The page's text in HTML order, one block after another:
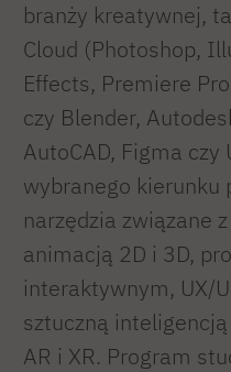
branży kreatywnej,
Cloud (Photoshop,
Effects, Premiere
czy Blender,
AutoCAD, Figma czy
wybranego kierunku
narzędzia związane
animacją 2D i 3D,
interaktywnym, UX/
sztuczną
AR i XR. Program